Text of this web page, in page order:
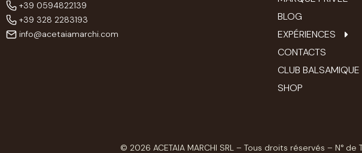
+39 0594822139
+39 328 2283193
info@acetaiamarchi.com
BLOG
EXPÉRIENCES
CONTACTS
CLUB BALSAMIQUE
SHOP
© 2026 ACETAIA MARCHI SRL – Tous droits réservés – N°